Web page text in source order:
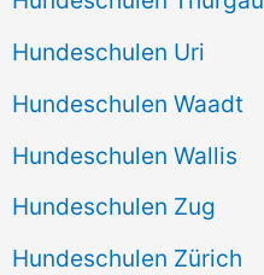
Hundeschulen Uri
Hundeschulen Waadt
Hundeschulen Wallis
Hundeschulen Zug
Hundeschulen Zürich